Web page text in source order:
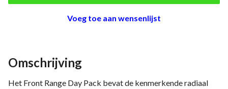
Voeg toe aan wensenlijst
Omschrijving
Het Front Range Day Pack bevat de kenmerkende radiaal